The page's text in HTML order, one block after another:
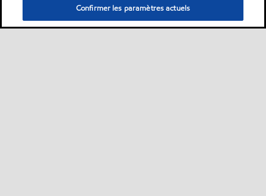
Confirmer les paramètres actuels